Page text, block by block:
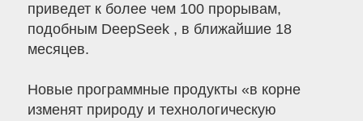
приведет к более чем 100 прорывам,
подобным DeepSeek , в ближайшие 18
месяцев.
Новые программные продукты «в корне
изменят природу и технологическую